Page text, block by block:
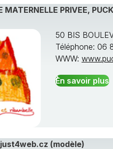
MATERNELLE PRIVEE,
50 BIS
Téléphone: 06
WWW:
En savoir plus
(modèle)